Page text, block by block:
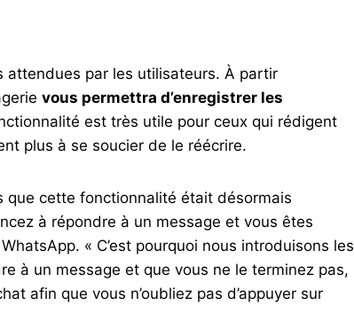
attendues par les utilisateurs. À partir
vous permettra d’enregistrer les
est très utile pour ceux qui rédigent
plus à se soucier de le réécrire.
que cette fonctionnalité était désormais
à répondre à un message et vous êtes
« C’est pourquoi nous introduisons les
à un message et que vous ne le terminez pas,
afin que vous n’oubliez pas d’appuyer sur